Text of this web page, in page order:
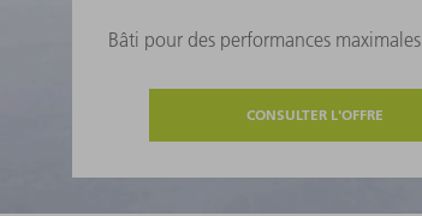
Bâti pour des performances maximales
CONSULTER L'OFFRE